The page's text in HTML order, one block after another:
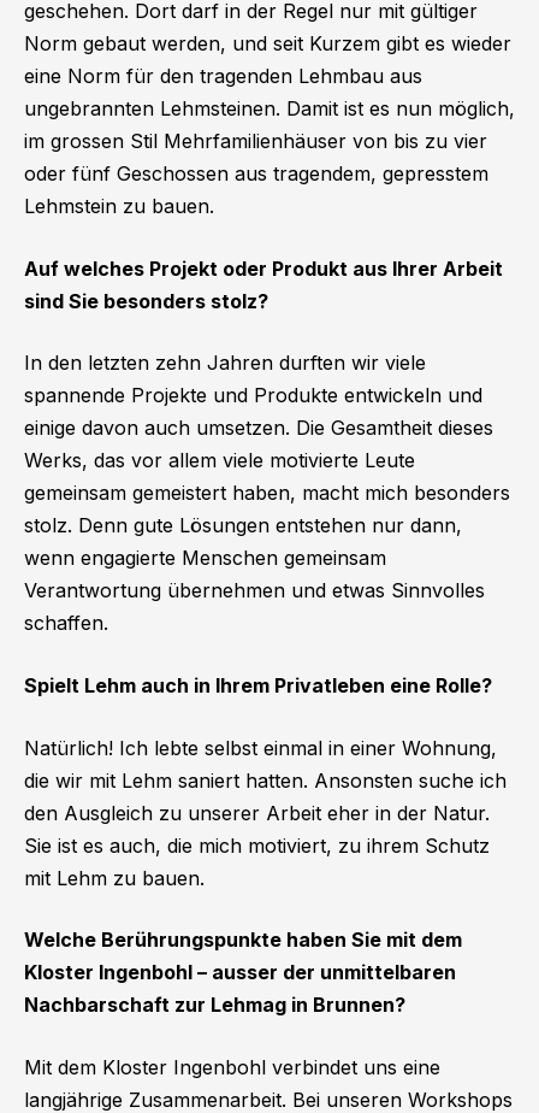
geschehen. Dort darf in der Regel nur mit gültiger
Norm gebaut werden, und seit Kurzem gibt es wieder
eine Norm für den tragenden Lehmbau aus
ungebrannten Lehmsteinen. Damit ist es nun möglich,
im grossen Stil Mehrfamilienhäuser von bis zu vier
oder fünf Geschossen aus tragendem, gepresstem
Lehmstein zu bauen.
Auf welches Projekt oder Produkt aus Ihrer Arbeit
sind Sie besonders stolz?
In den letzten zehn Jahren durften wir viele
spannende Projekte und Produkte entwickeln und
einige davon auch umsetzen. Die Gesamtheit dieses
Werks, das vor allem viele motivierte Leute
gemeinsam gemeistert haben, macht mich besonders
stolz. Denn gute Lösungen entstehen nur dann,
wenn engagierte Menschen gemeinsam
Verantwortung übernehmen und etwas Sinnvolles
schaffen.
Spielt Lehm auch in Ihrem Privatleben eine Rolle?
Natürlich! Ich lebte selbst einmal in einer Wohnung,
die wir mit Lehm saniert hatten. Ansonsten suche ich
den Ausgleich zu unserer Arbeit eher in der Natur.
Sie ist es auch, die mich motiviert, zu ihrem Schutz
mit Lehm zu bauen.
Welche Berührungspunkte haben Sie mit dem
Kloster Ingenbohl – ausser der unmittelbaren
Nachbarschaft zur Lehmag in Brunnen?
Mit dem Kloster Ingenbohl verbindet uns eine
langjährige Zusammenarbeit. Bei unseren Workshops